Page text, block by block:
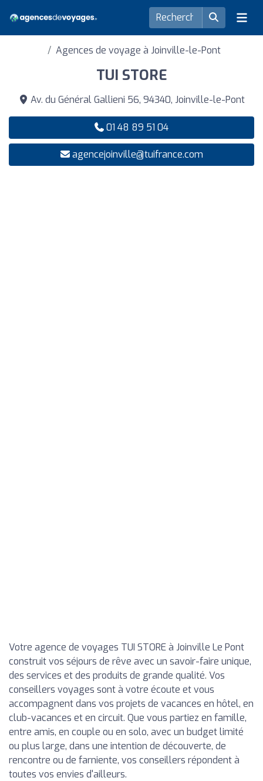
Agences de voyage à Joinville-le-Pont
TUI STORE
Av. du Général Gallieni 56, 94340, Joinville-le-Pont
01 48 89 51 04
agencejoinville@tuifrance.com
Votre agence de voyages TUI STORE à Joinville Le Pont
construit vos séjours de rêve avec un savoir-faire unique,
des services et des produits de grande qualité. Vos
conseillers voyages sont à votre écoute et vous
accompagnent dans vos projets de vacances en hôtel, en
club-vacances et en circuit. Que vous partiez en famille,
entre amis, en couple ou en solo, avec un budget limité
ou plus large, dans une intention de découverte, de
rencontre ou de farniente, vos conseillers répondent à
toutes vos envies d'ailleurs.